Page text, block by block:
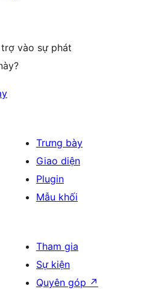
vào sự phát
Trưng bày
Giao diện
Plugin
Mẫu khối
Tham gia
Sự kiện
Quyên góp ↗